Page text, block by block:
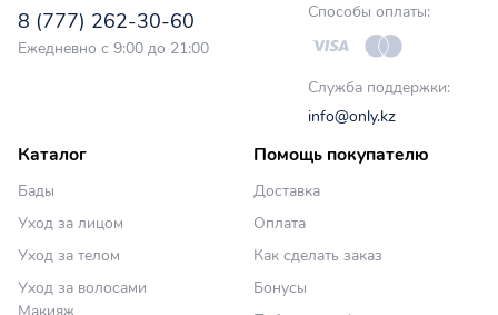
8 (777) 262-30-60
Ежедневно с 9:00 до 21:00
Способы оплаты:
Служба поддержки:
info@only.kz
Каталог
Бады
Уход за лицом
Уход за телом
Уход за волосами
Помощь покупателю
Доставка
Оплата
Как сделать заказ
Бонусы